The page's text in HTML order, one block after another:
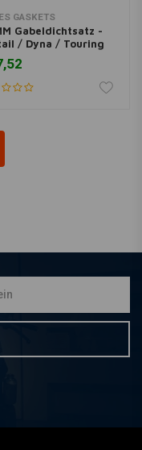
GASKETS
Gabeldichtsatz -
/ Dyna / Touring